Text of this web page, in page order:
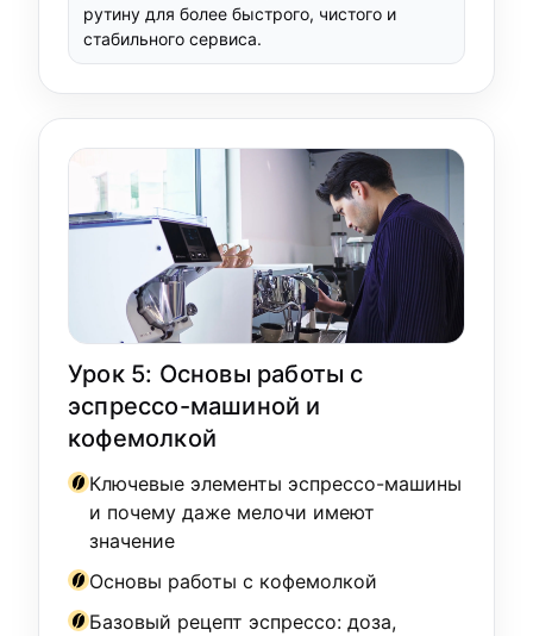
рутину для более быстрого, чистого и
стабильного сервиса.
Урок 5: Основы работы с
эспрессо-машиной и
кофемолкой
Ключевые элементы эспрессо-машины
и почему даже мелочи имеют
значение
Основы работы с кофемолкой
Базовый рецепт эспрессо: доза,